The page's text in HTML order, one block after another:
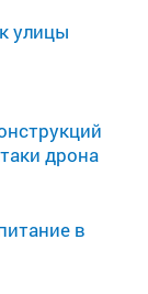
улицы
дрона
в